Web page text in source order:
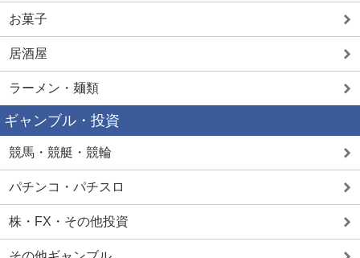
お菓子
居酒屋
ラーメン・麺類
ギャンブル・投資
競馬・競艇・競輪
パチンコ・パチスロ
株・FX・その他投資